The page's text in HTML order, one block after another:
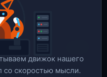
движок нашего
со скоростью мысли.